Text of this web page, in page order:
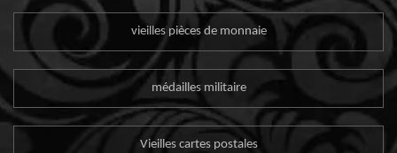
vieilles pièces de monnaie
médailles militaire
Vieilles cartes postales